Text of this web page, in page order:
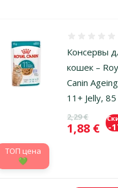
Консервы
кошек –
Canin Ageing
11+ Jelly, 85
Исходная
2,29 €
Цена
1,88 € -
TOП цена
💚